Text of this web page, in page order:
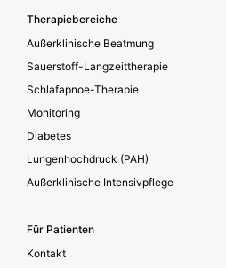
Footer secondary
Therapiebereiche
Außerklinische Beatmung
Sauerstoff-Langzeittherapie
Schlafapnoe-Therapie
Monitoring
Diabetes
Lungenhochdruck (PAH)
Außerklinische Intensivpflege
Für Patienten
Kontakt